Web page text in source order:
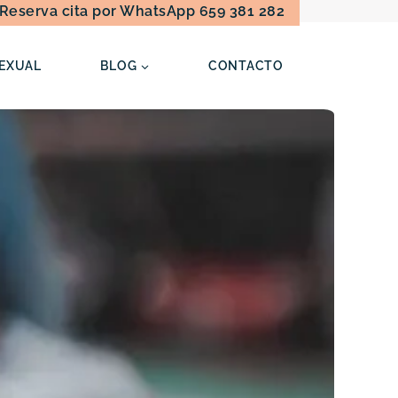
Reserva cita por WhatsApp 659 381 282
BLOG CONTACTO